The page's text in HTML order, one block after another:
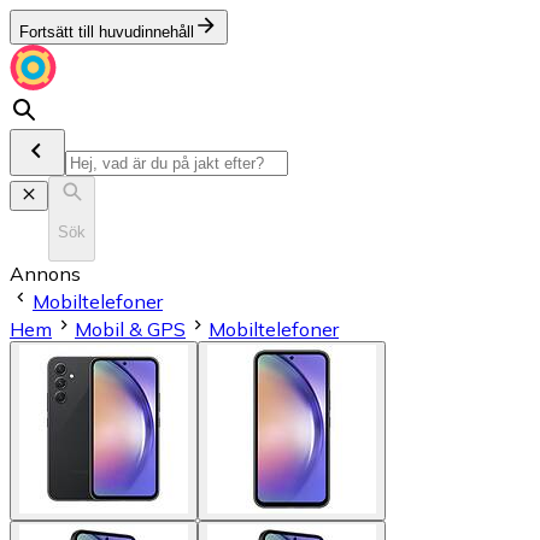
Fortsätt till huvudinnehåll
Sök
Annons
Mobiltelefoner
Hem
Mobil & GPS Mobiltelefoner